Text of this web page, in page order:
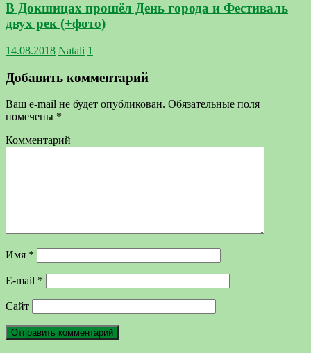
В Докшицах прошёл День города и Фестиваль
двух рек (+фото)
14.08.2018 Natali 1
Добавить комментарий
Ваш e-mail не будет опубликован. Обязательные поля
помечены *
Комментарий
Имя *
E-mail *
Сайт